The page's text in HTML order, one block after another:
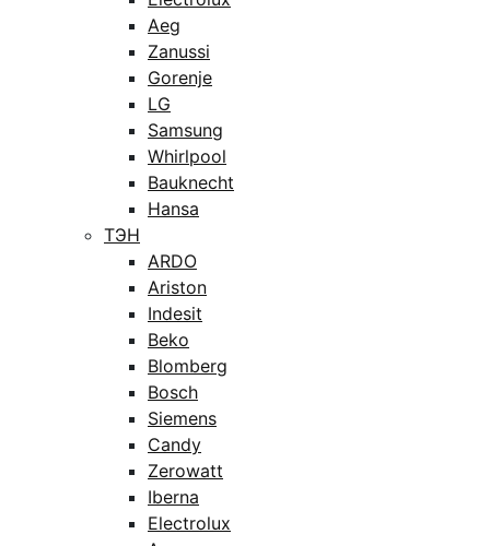
Aeg
Zanussi
Gorenje
LG
Samsung
Whirlpool
Bauknecht
Hansa
ТЭН
ARDO
Ariston
Indesit
Beko
Blomberg
Bosch
Siemens
Candy
Zerowatt
Iberna
Electrolux